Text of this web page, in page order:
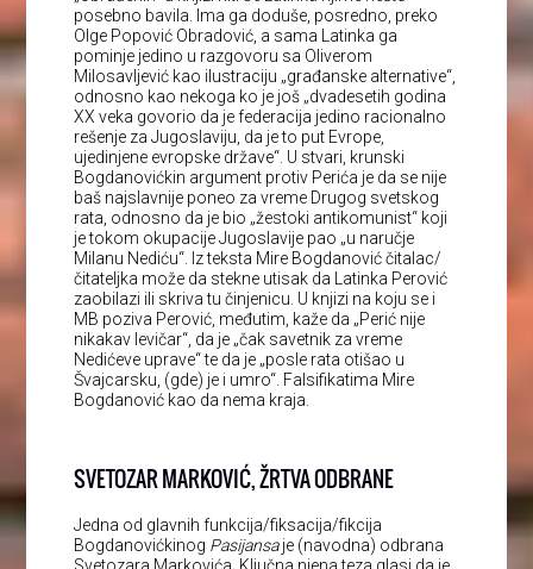
posebno bavila. Ima ga doduše, posredno, preko
Olge Popović Obradović, a sama Latinka ga
pominje jedino u razgovoru sa Oliverom
Milosavljević kao ilustraciju „građanske alternative“,
odnosno kao nekoga ko je još „dvadesetih godina
XX veka govorio da je federacija jedino racionalno
rešenje za Jugoslaviju, da je to put Evrope,
ujedinjene evropske države“. U stvari, krunski
Bogdanovićkin argument protiv Perića je da se nije
baš najslavnije poneo za vreme Drugog svetskog
rata, odnosno da je bio „žestoki antikomunist“ koji
je tokom okupacije Jugoslavije pao „u naručje
Milanu Nediću“. Iz teksta Mire Bogdanović čitalac/
čitateljka može da stekne utisak da Latinka Perović
zaobilazi ili skriva tu činjenicu. U knjizi na koju se i
MB poziva Perović, međutim, kaže da „Perić nije
nikakav levičar“, da je „čak savetnik za vreme
Nedićeve uprave“ te da je „posle rata otišao u
Švajcarsku, (gde) je i umro“. Falsifikatima Mire
Bogdanović kao da nema kraja.
SVETOZAR MARKOVIĆ, ŽRTVA ODBRANE
Jedna od glavnih funkcija/fiksacija/fikcija
Bogdanovićkinog Pasijansaje (navodna) odbrana
Svetozara Markovića. Ključna njena teza glasi da je